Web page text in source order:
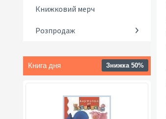
Книжковий мерч
Розпродаж
Книга дня Знижка 50%